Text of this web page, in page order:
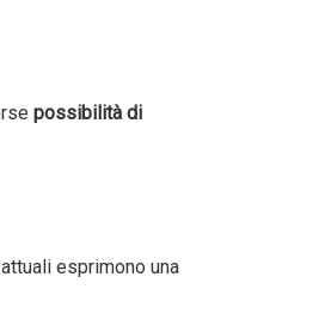
possibilità di
esprimono una